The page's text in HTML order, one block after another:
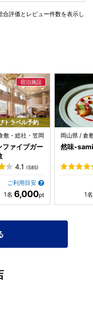
もった素晴らしいお宿
右衛門風呂で体が芯か
お酒が売っていなか
子
たいと帰ったあとでい
わかったら買ってあげ
ししたところ、快くス
子供が社会勉強をする
お宿です。 今回は
子を連れて、４人泊ま
行かれる方には、美観
す！
かったです。 1泊1組限
れて、また泊まりたい
合評価とレビュー件数を表示し
トラベル予約
敷・総社・笠岡
ファイブガー
4.1 (585)
ご利用目安
6,000
岡山県 / 倉
然味-